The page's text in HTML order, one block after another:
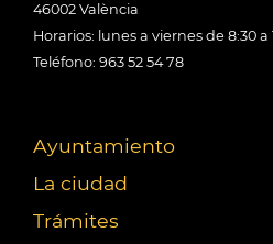
46002 València
Horarios: lunes a viernes de 8:30 a
Teléfono: 963 52 54 78
Ayuntamiento
La ciudad
Trámites